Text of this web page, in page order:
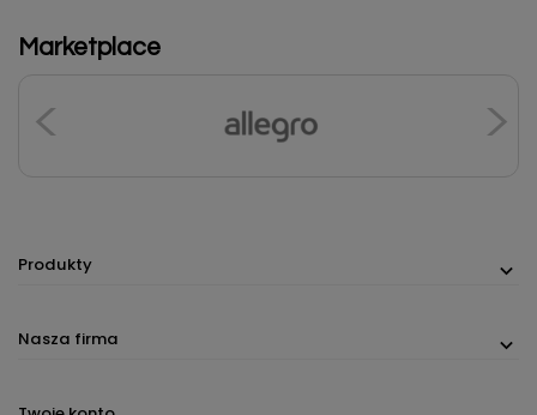
Marketplace
Produkty
Nasza firma